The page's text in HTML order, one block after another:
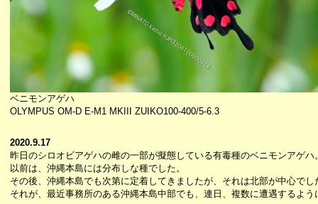
ベニモンアゲハ
OLYMPUS OM-D E-M1 MKIII ZUIKO100-400/5-6.3
2020.9.17
昨日のシロオビアゲハの雌の一部が擬態している有毒種のベニモンアゲハ
以前は、沖縄本島には分布しな種でした。
その後、沖縄本島でも次第に定着してきましたが、それは北部が中心でし
それが、最近事務所のある沖縄本島中部でも、連日、複数に遭遇するよ